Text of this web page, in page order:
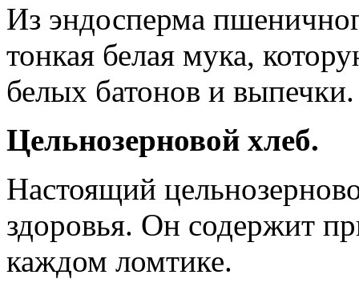
Из эндосперма
тонкая белая мука,
белых батонов и выпечки.
Настоящий
здоровья. Он содержит
каждом ломтике.